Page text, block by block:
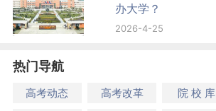
办大学？
2026-4-25
热门导航
高考动态 高考改革 院 校 库